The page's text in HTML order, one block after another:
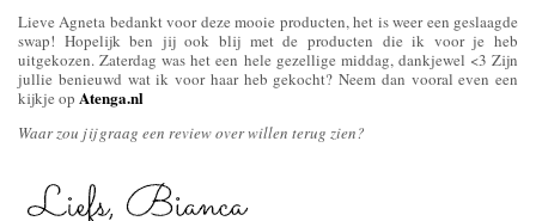
Lieve Agneta bedankt voor deze mooie producten, het is weer een geslaagde
swap! Hopelijk ben jij ook blij met de producten die ik voor je heb
uitgekozen. Zaterdag was het een hele gezellige middag, dankjewel <3 Zijn
jullie benieuwd wat ik voor haar heb gekocht? Neem dan vooral even een
kijkje op Atenga.nl
Waar zou jij graag een review over willen terug zien?